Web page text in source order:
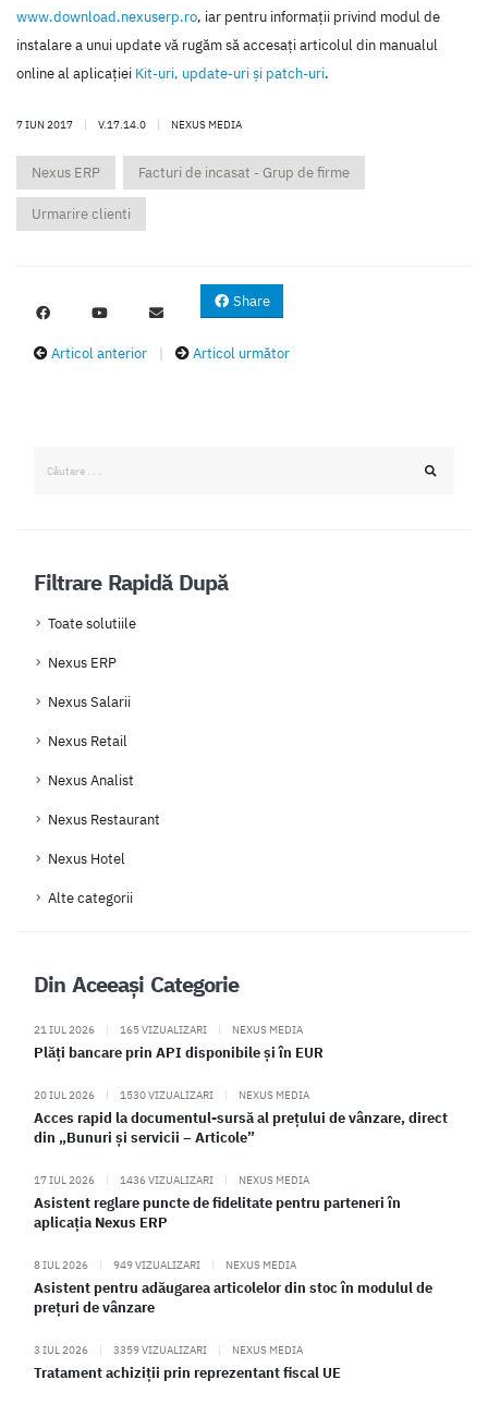
www.download.nexuserp.ro, iar pentru informaţii privind modul de
instalare a unui update vă rugăm să accesaţi articolul din manualul
online al aplicaţiei Kit-uri, update-uri şi patch-uri.
7 IUN 2017 | V.17.14.0 | NEXUS MEDIA
Nexus ERP Facturi de incasat - Grup de firme
Urmarire clienti
Share
Articol anterior Articol următor
Filtrare Rapidă După
Toate solutiile
Nexus ERP
Nexus Salarii
Nexus Retail
Nexus Analist
Nexus Restaurant
Nexus Hotel
Alte categorii
Din Aceeași Categorie
21 IUL 2026 | 165 VIZUALIZARI | NEXUS MEDIA
Plăți bancare prin API disponibile și în EUR
20 IUL 2026 | 1530 VIZUALIZARI | NEXUS MEDIA
Acces rapid la documentul-sursă al prețului de vânzare, direct
din „Bunuri și servicii – Articole”
17 IUL 2026 | 1436 VIZUALIZARI | NEXUS MEDIA
Asistent reglare puncte de fidelitate pentru parteneri în
aplicația Nexus ERP
8 IUL 2026 | 949 VIZUALIZARI | NEXUS MEDIA
Asistent pentru adăugarea articolelor din stoc în modulul de
prețuri de vânzare
3 IUL 2026 | 3359 VIZUALIZARI | NEXUS MEDIA
Tratament achiziții prin reprezentant fiscal UE